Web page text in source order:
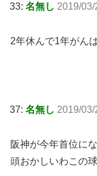
33: 名無し 2019/
2年休んで1年がん
37: 名無し 2019/
阪神が今年首位に
頭おかしいわこの